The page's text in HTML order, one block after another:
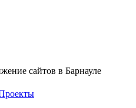
сайтов в Барнауле